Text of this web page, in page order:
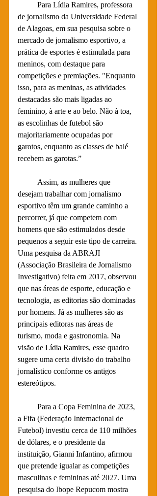
de jornalismo da Universidade Federal
de Alagoas, em sua pesquisa sobre o
mercado de jornalismo esportivo, a
prática de esportes é estimulada para
meninos, com destaque para
competições e premiações. "Enquanto
isso, para as meninas, as atividades
destacadas são mais ligadas ao
feminino, à arte e ao belo. Não à toa,
as escolinhas de futebol são
majoritariamente ocupadas por
garotos, enquanto as classes de balé
recebem as garotas.”
desejam trabalhar com jornalismo
esportivo têm um grande caminho a
percorrer, já que competem com
homens que são estimulados desde
pequenos a seguir este tipo de carreira.
Uma pesquisa da ABRAJI
(Associação Brasileira de Jornalismo
Investigativo) feita em 2017, observou
que nas áreas de esporte, educação e
tecnologia, as editorias são dominadas
por homens. Já as mulheres são as
principais editoras nas áreas de
turismo, moda e gastronomia. Na
visão de Lídia Ramires, esse quadro
sugere uma certa divisão do trabalho
jornalístico conforme os antigos
estereótipos.
a Fifa (Federação Internacional de
Futebol) investiu cerca de 110 milhões
de dólares, e o presidente da
instituição, Gianni Infantino, afirmou
que pretende igualar as competições
masculinas e femininas até 2027. Uma
pesquisa do Ibope Repucom mostra